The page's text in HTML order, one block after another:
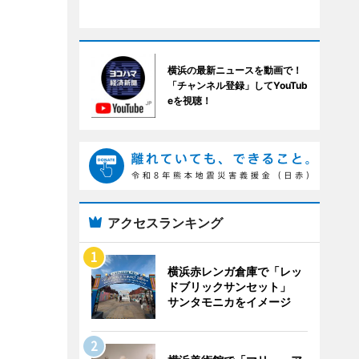
横浜の最新ニュースを動画で！
「チャンネル登録」してYouTub
eを視聴！
アクセスランキング
横浜赤レンガ倉庫で「レッ
ドブリックサンセット」
サンタモニカをイメージ